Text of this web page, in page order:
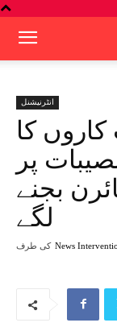
انٹرنیشنل
کا
پر
بجنے
لگے
کی طرف News